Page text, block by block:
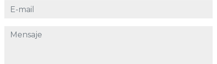
E-mail
Mensaje